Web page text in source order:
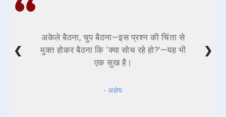
अकेले बैठना, चुप बैठना—इस प्रश्न की चिंता से
मुक्त होकर बैठना कि ‘क्या सोच रहे हो?’—यह भी
एक सुख है।
- अज्ञेय
❮ ❯